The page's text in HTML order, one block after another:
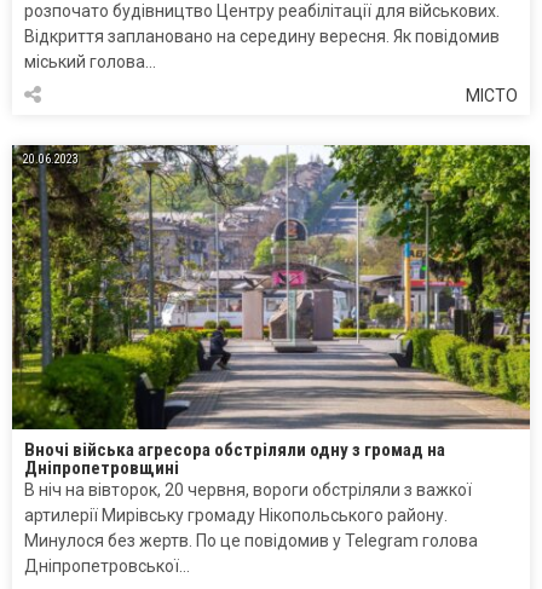
розпочато будівництво Центру реабілітації для військових.
Відкриття заплановано на середину вересня. Як повідомив
міський голова…
МІСТО
20.06.2023
Вночі війська агресора обстріляли одну з громад на
Дніпропетровщині
В ніч на вівторок, 20 червня, вороги обстріляли з важкої
артилерії Мирівську громаду Нікопольського району.
Минулося без жертв. По це повідомив у Telegram голова
Дніпропетровської…